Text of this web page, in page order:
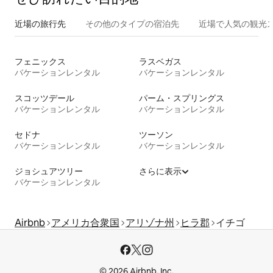
近場の旅行先 その他のタ⁠イ⁠プ⁠の宿⁠泊⁠先 近場で人気の観光
フェニックス
バケーションレンタル
ラスベガス
バケーションレンタル
スコッツデール
バケーションレンタル
パーム・スプリングス
バケーションレンタル
セドナ
バケーションレンタル
ツーソン
バケーションレンタル
ジョシュアツリー
バケーションレンタル
さらに表示
Airbnb アメリカ合衆国 アリゾナ州 ヒラ郡 イチゴ